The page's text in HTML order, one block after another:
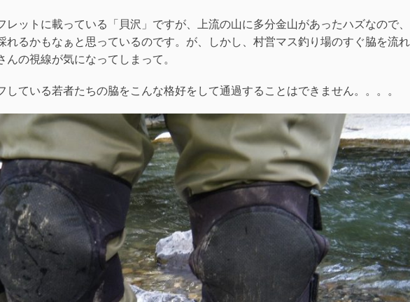
レットに載っている「貝沢」ですが、上流の山に多分金山があったハズなので
れるかもなぁと思っているのです。が、しかし、村営マス釣り場のすぐ脇を流
んの視線が気になってしまって。
している若者たちの脇をこんな格好をして通過することはできません。。。。